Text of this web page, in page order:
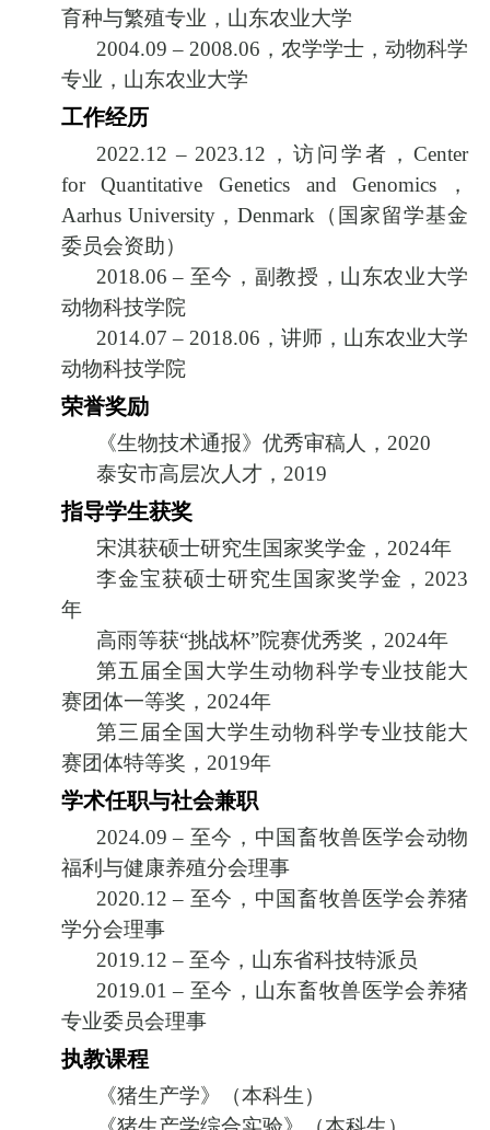
育种与繁殖专业，山东农业大学
2004.09 – 2008.06 ，农学学士，动物科学
专业，山东农业大学
工作经历
2022.12 – 2023.12 ，访问学者，Center
for Quantitative Genetics and Genomics ，
Aarhus University，Denmark （国家留学基金
委员会资助）
2018.06 – 至今，副教授，山东农业大学
动物科技学院
2014.07 – 2018.06 ，讲师，山东农业大学
动物科技学院
荣誉奖励
《生物技术通报》优秀审稿人， 2020
泰安市高层次人才， 2019
指导学生获奖
宋淇获硕士研究生国家奖学金， 2024年
李金宝获硕士研究生国家奖学金， 2023
年
高雨等获“挑战杯”院赛优秀奖， 2024年
第五届全国大学生动物科学专业技能大
赛团体一等奖， 2024年
第三届全国大学生动物科学专业技能大
赛团体特等奖， 2019年
学术任职与社会兼职
2024.09 – 至今，中国畜牧兽医学会动物
福利与健康养殖分会理事
2020.12 – 至今，中国畜牧兽医学会养猪
学分会理事
2019.12 – 至今，山东省科技特派员
2019.01 – 至今，山东畜牧兽医学会养猪
专业委员会理事
执教课程
《猪生产学》（本科生）